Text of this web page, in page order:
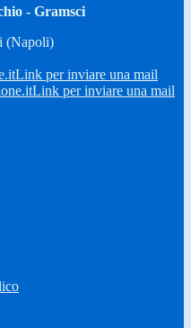
- Gramsci
(Napoli)
Link per inviare una mail
Link per inviare una mail